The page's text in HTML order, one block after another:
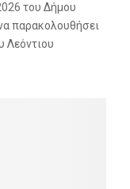
του Δήμου
παρακολουθήσει
Λεόντιου